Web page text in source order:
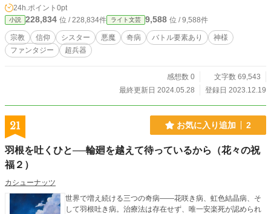
24h.ポイント 0pt
小説 228,834 位 / 228,834件 ライト文芸 9,588 位 / 9,588件
宗教 信仰 シスター 悪魔 奇病 バトル要素あり
神様
ファンタジー
超兵器
感想数 0
文字数 69,543
最終更新日 2024.05.28
登録日 2023.12.19
21 お気に入り追加 2
羽根を吐くひと──輪廻を越えて待っているから（花々の祝
福２）
カシューナッツ
世界で増え続ける三つの奇病――花咲き病、虹色結晶病、そ
して羽根吐き病。治療法は存在せず、唯一安楽死が認められ